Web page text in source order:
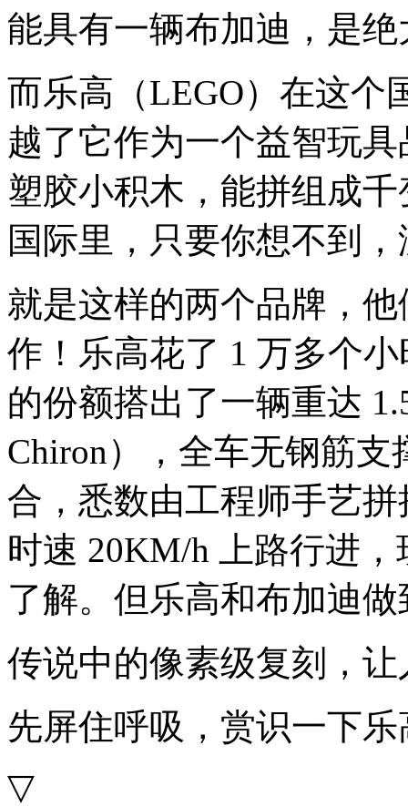
能具有一辆布加迪，是
而乐高（LEGO）在这个
越了它作为一个益智玩
塑胶小积木，能拼组成
国际里，只要你想不到
就是这样的两个品牌，
作！乐高花了 1 万多个
的份额搭出了一辆重达
Chiron），全车无钢筋
合，悉数由工程师手艺
时速 20KM/h 上路行进
了解。但乐高和布加迪
传说中的像素级复刻，让
先屏住呼吸，赏识一下
▽